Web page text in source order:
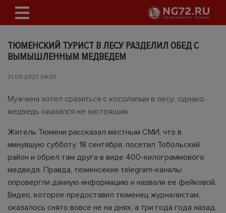
ТЮМЕНСКИЙ ТУРИСТ В ЛЕСУ РАЗДЕЛИЛ ОБЕД С
ВЫМЫШЛЕННЫМ МЕДВЕДЕМ
21.09.2023 04:30
Мужчина хотел сразиться с косолапым в лесу, однако
медведь оказался не настоящим
Житель Тюмени рассказал местным СМИ, что в
минувшую субботу, 18 сентября, посетил Тобольский
район и обрел там друга в виде 400-килограммового
медведя. Правда, тюменсекие telegram-каналы
опровергли данную информацию и назвали ее фейковой.
Видео, которое предоставил тюменец журналистам,
оказалось снято вовсе не на днях, а три года года назад.